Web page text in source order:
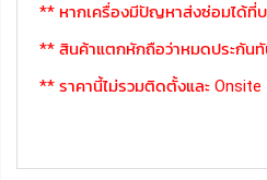
** หากเครื่องมีปัญหาส่งซ่อมได้ที่
** สินค้าแตกหักถือว่าหมดประกัน
** ราคานี้ไม่รวมติดตั้งและ Onsite